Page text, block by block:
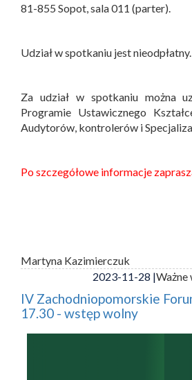
81-855 Sopot, sala 011 (parter).
Udział w spotkaniu jest nieodpłatny.
Za udział w spotkaniu można
Programie Ustawicznego
Audytorów, kontrolerów i
Po szczegółowe informacje
Martyna Kazimierczuk
2023-11-28 |Ważne
IV Zachodniopomorskie
17.30 - wstęp wolny